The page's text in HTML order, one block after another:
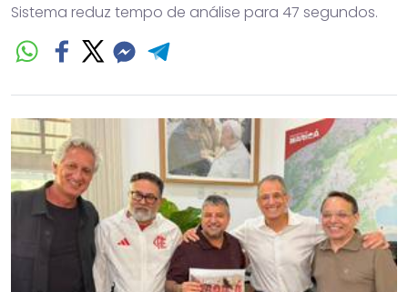
Sistema reduz tempo de análise para 47 segundos.